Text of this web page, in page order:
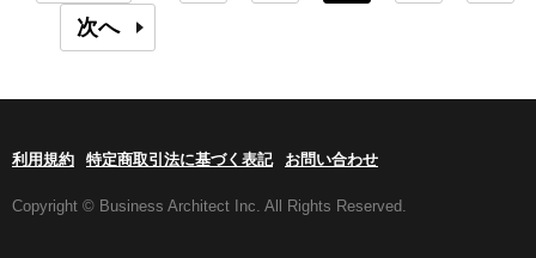
次へ
利用規約 特定商取引法に基づく表記 お問い合わせ
Copyright © Business Architect Inc. All Rights Reserved.